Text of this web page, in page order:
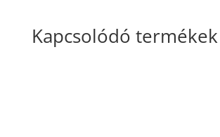
Kapcsolódó termékek